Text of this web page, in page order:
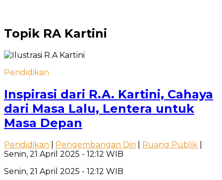
Topik RA Kartini
Pendidikan
Inspirasi dari R.A. Kartini, Cahaya
dari Masa Lalu, Lentera untuk
Masa Depan
Pendidikan Pengembangan Diri Ruang Publik
Senin, 21 April 2025 - 12:12 WIB
Senin, 21 April 2025 - 12:12 WIB